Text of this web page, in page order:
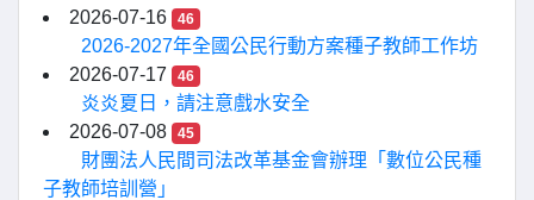
2026-07-16
46
2026-2027年全國公民行動方案種子教師工作坊
2026-07-17
46
炎炎夏日，請注意戲水安全
2026-07-08
45
財團法人民間司法改革基金會辦理「數位公民種
子教師培訓營」